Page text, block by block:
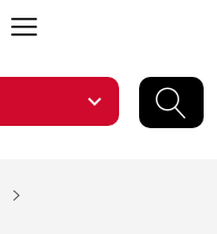
expand_more